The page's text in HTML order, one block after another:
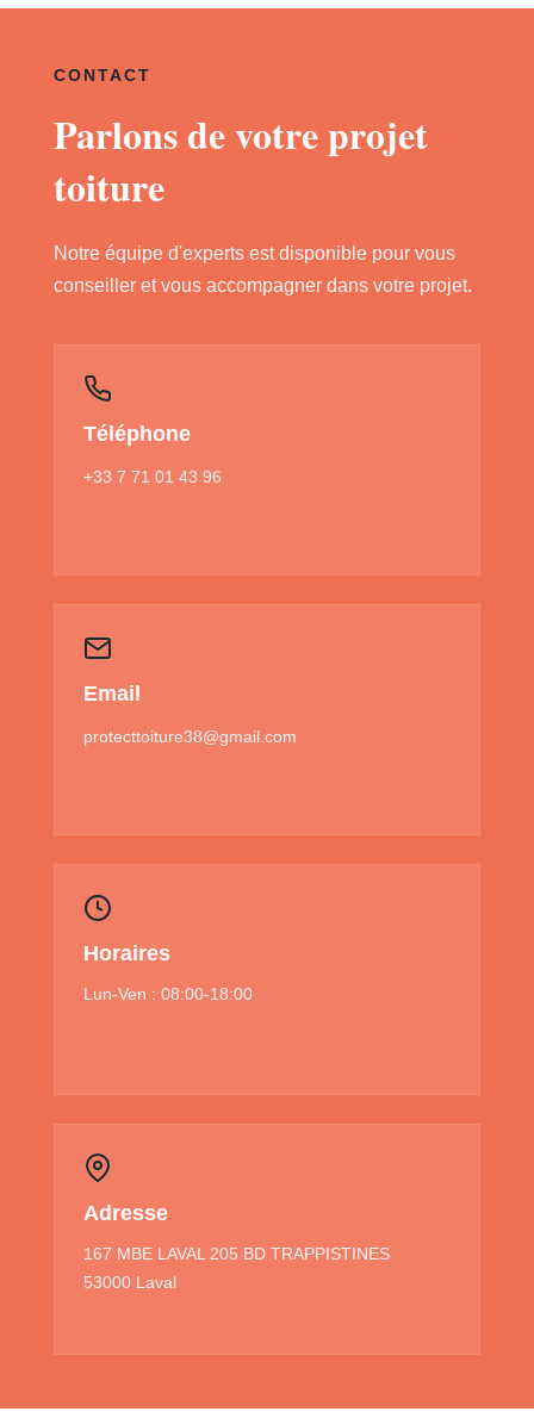
CONTACT
Parlons de votre projet
toiture
Notre équipe d'experts est disponible pour vous
conseiller et vous accompagner dans votre projet.
Téléphone
+33 7 71 01 43 96
Email
protecttoiture38@gmail.com
Horaires
Lun-Ven : 08:00-18:00
Adresse
167 MBE LAVAL 205 BD TRAPPISTINES
53000 Laval